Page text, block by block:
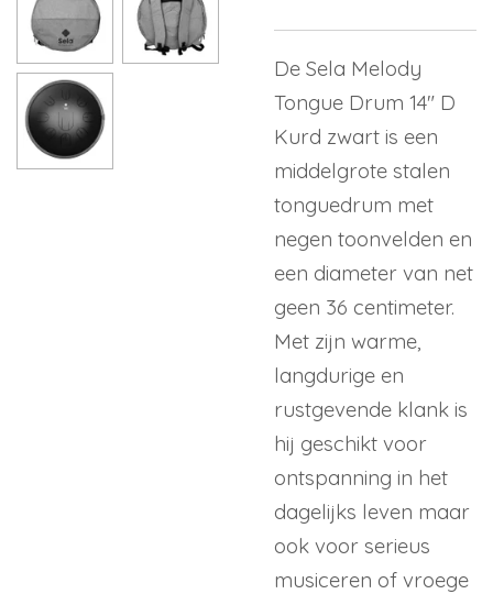
De Sela Melody
Tongue Drum 14" D
Kurd zwart is een
middelgrote stalen
tonguedrum met
negen toonvelden en
een diameter van net
geen 36 centimeter.
Met zijn warme,
langdurige en
rustgevende klank is
hij geschikt voor
ontspanning in het
dagelijks leven maar
ook voor serieus
musiceren of vroege